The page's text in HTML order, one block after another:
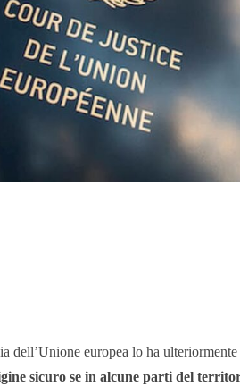
dell’Unione europea lo ha ulteriormente
sicuro se in alcune parti del